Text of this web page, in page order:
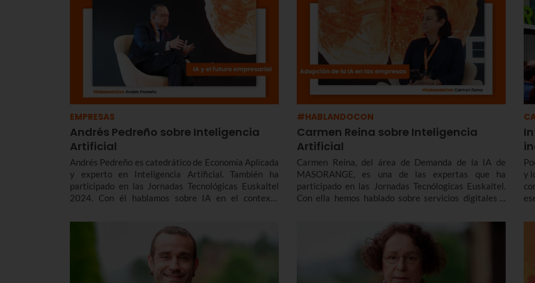
EMPRESAS
Andrés Pedreño sobre Inteligencia
Artificial
Andrés Pedreño es catedrático de Economía Aplicada
y experto en Inteligencia Artificial. También ha
participado en las Jornadas Tecnológicas Euskaltel
2024. Con él hablamos sobre IA en el contexto
aplicación empresarial, tendencias y retos que
tenemos por delante, como empresa y como sociedad.
#HABLANDOCON
Carmen Reina sobre Inteligencia
Artificial
Carmen Reina, del área de Demanda de la IA de
MASORANGE, es una de las expertas que ha
participado en las Jornadas Tecnólogicas Euskaltel.
Con ella hemos hablado sobre servicios digitales y
las empresas, desde la situación real actual a los
y